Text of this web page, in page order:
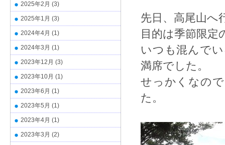
先日、高尾山へ
目的は季節限定
いつも混んで
満席でした。
せっかくなの
た。
2025年2月 (3)
2025年1月 (3)
2024年4月 (1)
2024年3月 (1)
2023年12月 (3)
2023年10月 (1)
2023年6月 (1)
2023年5月 (1)
2023年4月 (1)
2023年3月 (2)